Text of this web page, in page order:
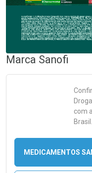
Marca Sanofi
com
Brasil.
MEDICAMENTOS